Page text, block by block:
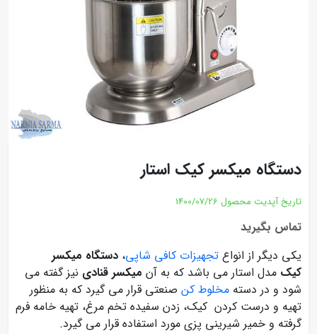
دستگاه میکسر کیک استار
تاریخ آپدیت محصول 1400/07/26
تماس بگیرید
یکی دیگر از انواع تجهیزات کافی شاپی، دستگاه میکسر
کیک مدل استار می باشد که به آن میکسر قنادی نیز گفته می
شود و در دسته مخلوط کن صنعتی قرار می گیرد که به منظور
تهیه و درست کردن کیک، زدن سفیده تخم مرغ، تهیه خامه فرم
گرفته و خمیر شیرینی پزی مورد استفاده قرار می گیرد.